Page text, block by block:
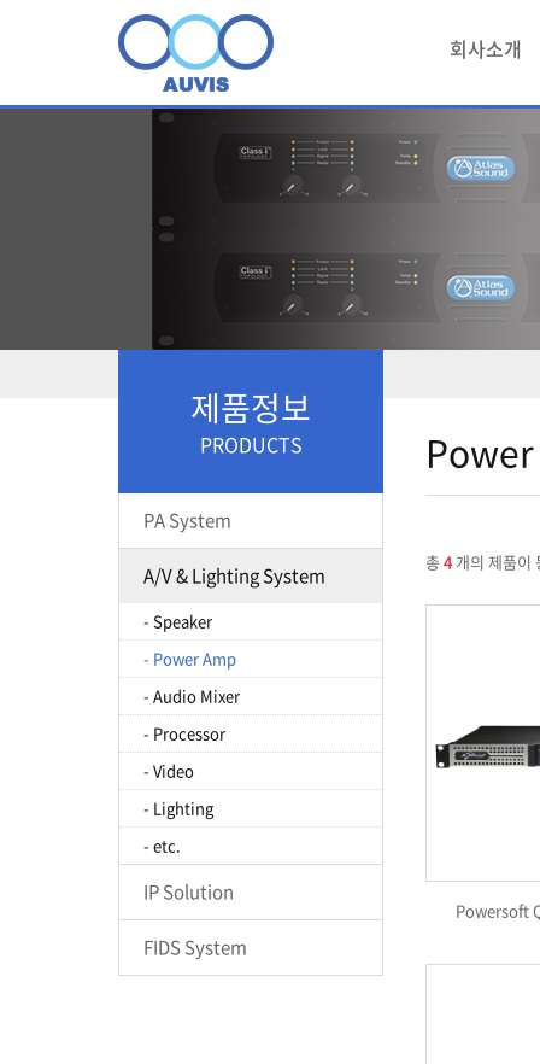
회사소개
제품정보
PRODUCTS
PA System
A/V & Lighting System
- Speaker
- Power Amp
- Audio Mixer
- Processor
- Video
- Lighting
- etc.
IP Solution
FIDS System
총4개의 제품이
Powersoft